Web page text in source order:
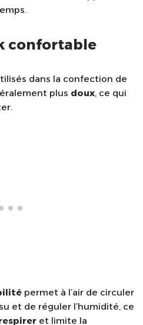
confortable
dans la confection de
plus doux, ce qui
permet à l’air de circuler
et de réguler l’humidité, ce
et limite la